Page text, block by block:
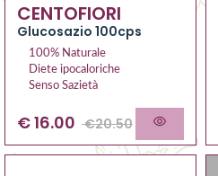
CENTOFIORI
Glucosazio 100cps
100% Naturale
Diete ipocaloriche
Senso Sazietà
€16.00 €20.50